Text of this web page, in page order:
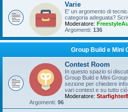
Varie
E' un argomento di
categoria adeguata?
Moderatore:
Argomenti: 136
Group Build e Mini
Contest Room
In questo spazio si
Group Build e Mini
sezione per chiedere
vari contest e su tutto
Moderatore:
Argomenti: 96